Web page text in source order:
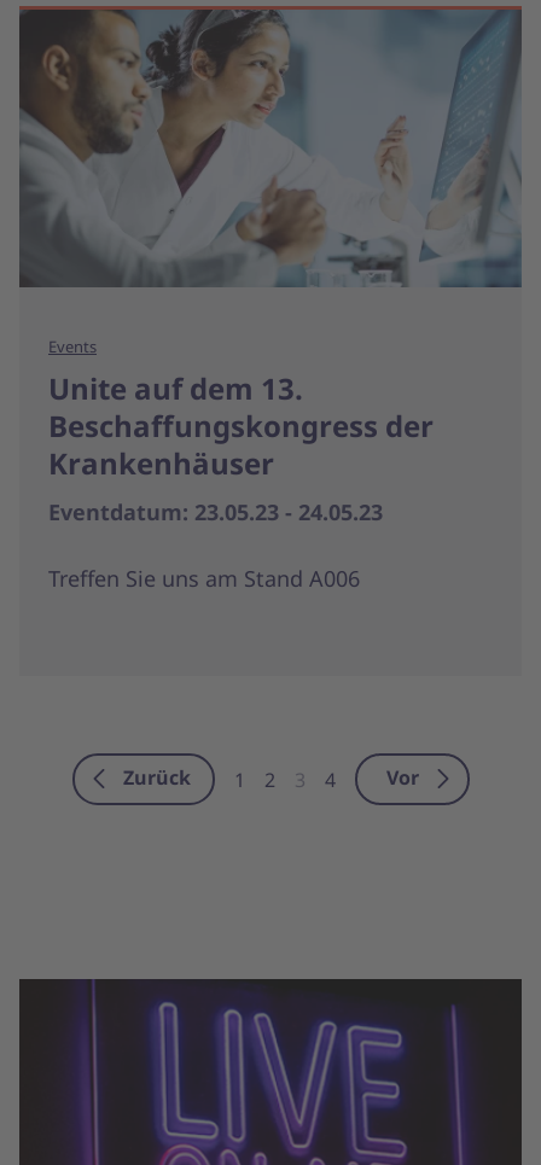
Zurück 1 2 3 4 Vor
Events
Unite auf dem 13.
Beschaffungskongress der
Krankenhäuser
Eventdatum: 23.05.23 - 24.05.23
Treffen Sie uns am Stand A006